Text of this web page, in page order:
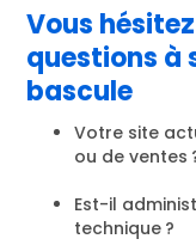
Vous
questions à
bascule
Votre site
ou de ventes
Est-il
technique ?